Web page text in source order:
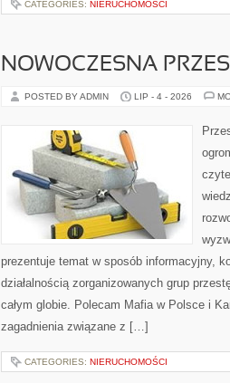
CATEGORIES: NIERUCHOMOŚCI
NOWOCZESNA
POSTED BY ADMIN LIP - 4 - 2026
prezentuje temat w sposób informacyjny,
działalnością zorganizowanych grup
całym globie. Polecam Mafia w Polsce i
zagadnienia związane z […]
CATEGORIES: NIERUCHOMOŚCI